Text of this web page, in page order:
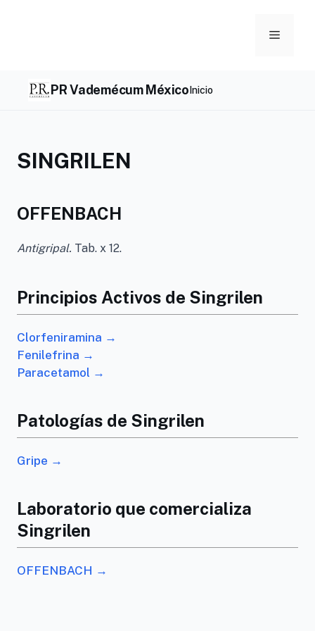
Menu
PR Vademécum MéxicoInicio
SINGRILEN
OFFENBACH
Antigripal. Tab. x 12.
Principios Activos de Singrilen
Clorfeniramina →
Fenilefrina →
Paracetamol →
Patologías de Singrilen
Gripe →
Laboratorio que comercializa
Singrilen
OFFENBACH →